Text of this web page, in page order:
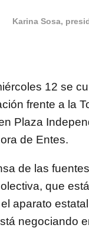
Karina Sosa,
12 se
frente a la
Plaza
de Entes.
de las
que
aparato
negociando